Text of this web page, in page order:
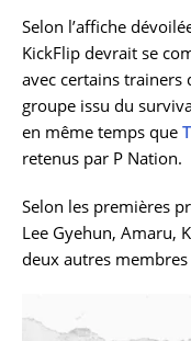
Selon l’affiche
KickFlip devrait se
avec certains trainers
groupe issu du
en même temps que
retenus par P Nation.
Selon les premières
Lee Gyehun, Amaru,
deux autres membres